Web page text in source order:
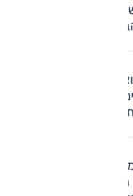
הרוח טוב וזה של
כרגיל ברכב
עיצוב, שימושיות,
אבל הוא מצליח
אבל סה"כ דומה
החדשה, שבעתיד
החל באוגוסט בגרסת